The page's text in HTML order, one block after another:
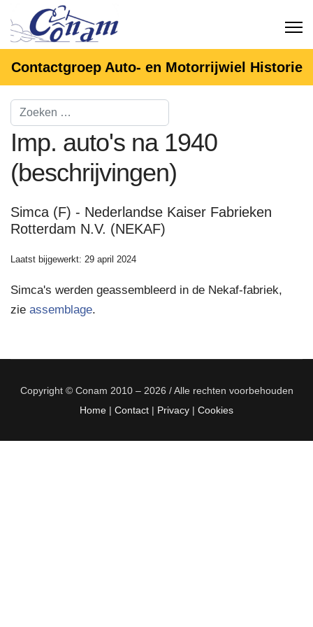
Contactgroep Auto- en Motorrijwiel Historie
Imp. auto's na 1940
(beschrijvingen)
Simca (F) - Nederlandse Kaiser Fabrieken
Rotterdam N.V. (NEKAF)
Laatst bijgewerkt: 29 april 2024
Simca's werden geassembleerd in de Nekaf-fabriek,
zie assemblage.
Copyright © Conam 2010 – 2026 / Alle rechten voorbehouden
Home | Contact | Privacy | Cookies